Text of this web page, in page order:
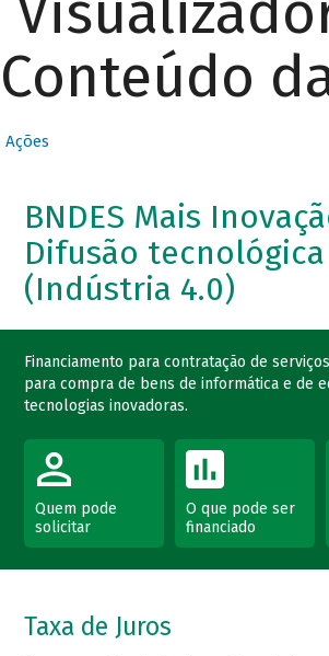
Conteúdo
Ações
BNDES Mais
Difusão tecnológica
(Indústria 4.0)
Financiamento para contratação de
para compra de bens de informática e de
tecnologias inovadoras.
Quem pode
solicitar
O que pode ser
financiado
Taxa de Juros